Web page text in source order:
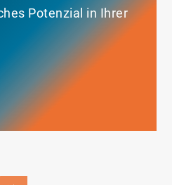
Potenzial in Ihrer